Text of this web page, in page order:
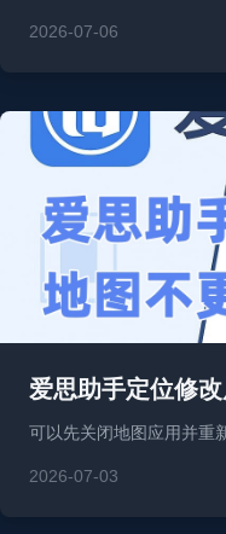
2026-07-06
爱思助手定位修
可以先关闭地图应用并重
2026-07-03